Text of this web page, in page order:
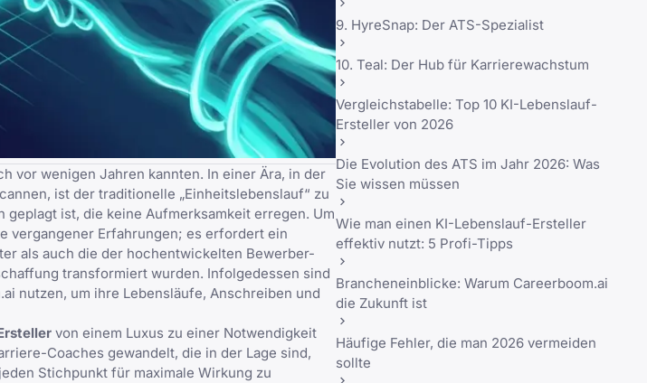
vor wenigen Jahren kannten. In einer Ära, in der
ist der traditionelle „Einheitslebenslauf“ zu
geplagt ist, die keine Aufmerksamkeit erregen. Um
vergangener Erfahrungen; es erfordert ein
als auch die der hochentwickelten Bewerber-
transformiert wurden. Infolgedessen sind
nutzen, um ihre Lebensläufe, Anschreiben und
von einem Luxus zu einer Notwendigkeit
Coaches gewandelt, die in der Lage sind,
Stichpunkt für maximale Wirkung zu
9. HyreSnap: Der ATS-Spezialist
10. Teal: Der Hub für Karrierewachstum
Vergleichstabelle: Top 10 KI-Lebenslauf-
Ersteller von 2026
Die Evolution des ATS im Jahr 2026: Was
Sie wissen müssen
Wie man einen KI-Lebenslauf-Ersteller
effektiv nutzt: 5 Profi-Tipps
Brancheneinblicke: Warum Careerboom.ai
die Zukunft ist
Häufige Fehler, die man 2026 vermeiden
sollte